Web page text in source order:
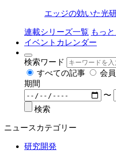
エッジの効いた光
連載シリーズ一覧 もっ
イベントカレンダー
検索ワード
すべての記事
会
期間
〜
検索
ニュースカテゴリー
研究開発